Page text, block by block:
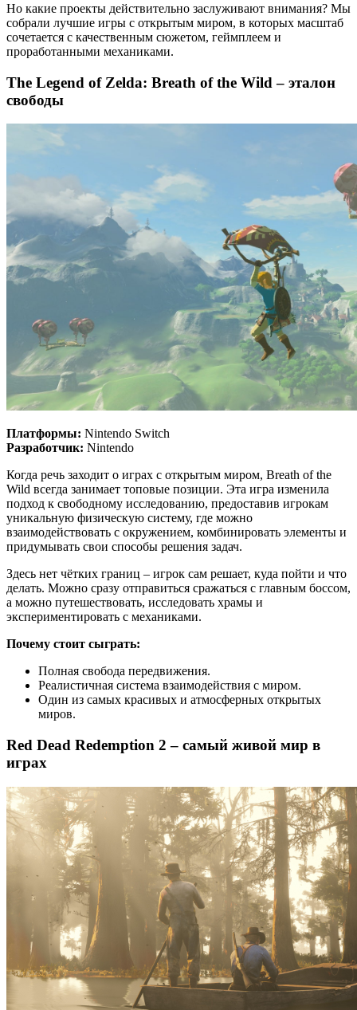
Но какие проекты действительно заслуживают внимания? Мы
собрали лучшие игры с открытым миром, в которых масштаб
сочетается с качественным сюжетом, геймплеем и
проработанными механиками.
The Legend of Zelda: Breath of the Wild – эталон
свободы
Платформы: Nintendo Switch
Разработчик: Nintendo
Когда речь заходит о играх с открытым миром, Breath of the
Wild всегда занимает топовые позиции. Эта игра изменила
подход к свободному исследованию, предоставив игрокам
уникальную физическую систему, где можно
взаимодействовать с окружением, комбинировать элементы и
придумывать свои способы решения задач.
Здесь нет чётких границ – игрок сам решает, куда пойти и что
делать. Можно сразу отправиться сражаться с главным боссом,
а можно путешествовать, исследовать храмы и
экспериментировать с механиками.
Почему стоит сыграть:
Полная свобода передвижения.
Реалистичная система взаимодействия с миром.
Один из самых красивых и атмосферных открытых
миров.
Red Dead Redemption 2 – самый живой мир в
играх